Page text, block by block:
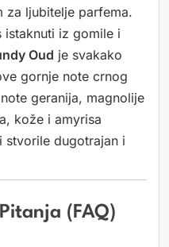
za ljubitelje parfema.
iz gomile i
Oud je svakako
gornje note crnog
geranija, magnolije
kože i amyrisa
stvorile dugotrajan i
(FAQ)